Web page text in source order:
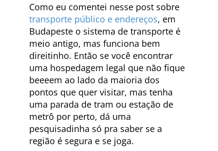
Como eu comentei nesse post sobre
transporte público e endereços, em
Budapeste o sistema de transporte é
meio antigo, mas funciona bem
direitinho. Então se você encontrar
uma hospedagem legal que não fique
beeeem ao lado da maioria dos
pontos que quer visitar, mas tenha
uma parada de tram ou estação de
metrô por perto, dá uma
pesquisadinha só pra saber se a
região é segura e se joga.